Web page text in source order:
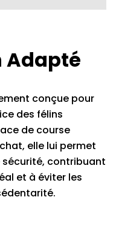
Adapté
conçue pour
des félins
de course
elle lui permet
contribuant
et à éviter les